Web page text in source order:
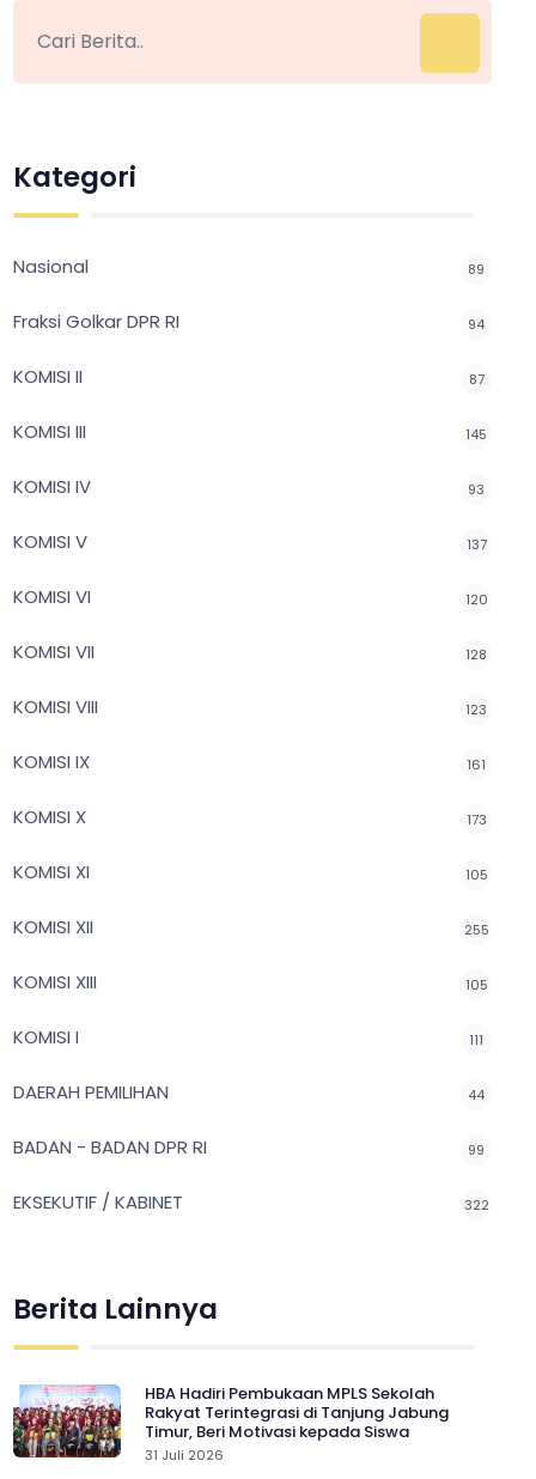
Kategori
Nasional 89
Fraksi Golkar DPR RI 94
KOMISI II 87
KOMISI III 145
KOMISI IV 93
KOMISI V 137
KOMISI VI 120
KOMISI VII 128
KOMISI VIII 123
KOMISI IX 161
KOMISI X 173
KOMISI XI 105
KOMISI XII 255
KOMISI XIII 105
KOMISI I 111
DAERAH PEMILIHAN 44
BADAN - BADAN DPR RI 99
EKSEKUTIF / KABINET 322
Berita Lainnya
HBA Hadiri Pembukaan MPLS Sekolah
Rakyat Terintegrasi di Tanjung Jabung
Timur, Beri Motivasi kepada Siswa
31 Juli 2026